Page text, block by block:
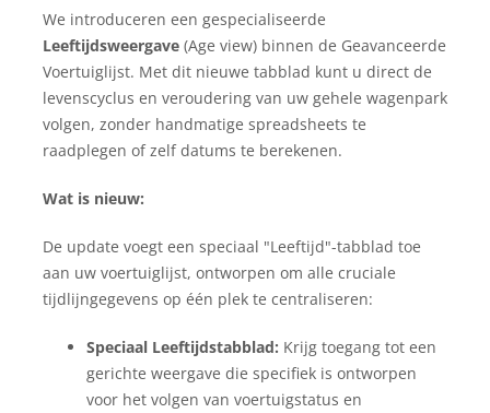
We introduceren een gespecialiseerde
Leeftijdsweergave(Age view) binnen de Geavanceerde
Voertuiglijst. Met dit nieuwe tabblad kunt u direct de
levenscyclus en veroudering van uw gehele wagenpark
volgen, zonder handmatige spreadsheets te
raadplegen of zelf datums te berekenen.
Wat is nieuw:
De update voegt een speciaal "Leeftijd"-tabblad toe
aan uw voertuiglijst, ontworpen om alle cruciale
tijdlijngegevens op één plek te centraliseren:
Speciaal Leeftijdstabblad: Krijg toegang tot een
gerichte weergave die specifiek is ontworpen
voor het volgen van voertuigstatus en